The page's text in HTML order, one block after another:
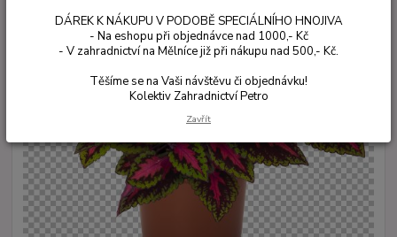
DÁREK K NÁKUPU V PODOBĚ SPECIÁLNÍHO HNOJIVA
- Na eshopu při objednávce nad 1000,- Kč
- V zahradnictví na Mělníce již při nákupu nad 500,- Kč.
Těšíme se na Vaši návštěvu či objednávku!
Kolektiv Zahradnictví Petro
Zavřít